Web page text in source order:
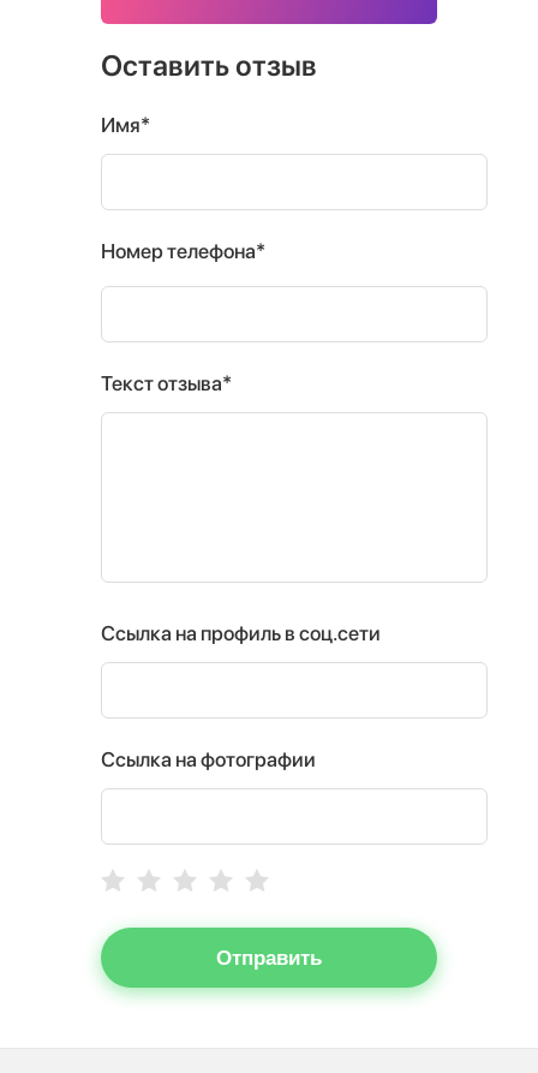
Оставить отзыв
Имя*
Номер телефона*
Текст отзыва*
Ссылка на профиль в соц.сети
Ссылка на фотографии
Отправить